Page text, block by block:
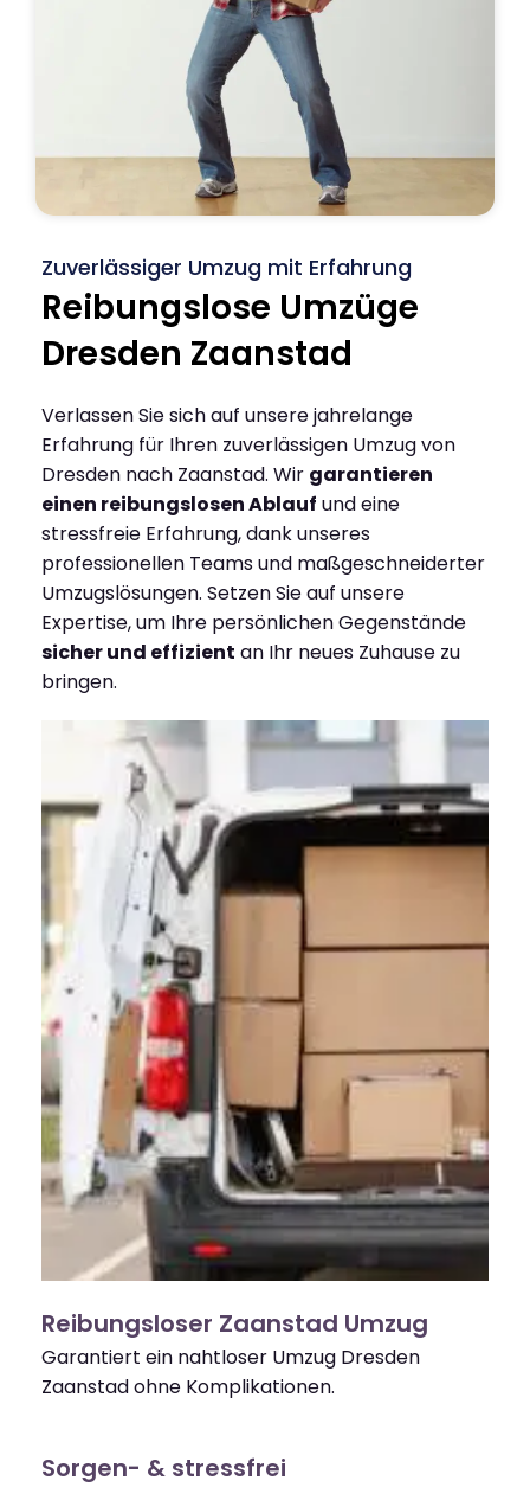
Zuverlässiger Umzug mit Erfahrung
Reibungslose Umzüge
Dresden Zaanstad
Verlassen Sie sich auf unsere jahrelange
Erfahrung für Ihren zuverlässigen Umzug von
Dresden nach Zaanstad. Wir garantieren
einen reibungslosen Ablauf und eine
stressfreie Erfahrung, dank unseres
professionellen Teams und maßgeschneiderter
Umzugslösungen. Setzen Sie auf unsere
Expertise, um Ihre persönlichen Gegenstände
sicher und effizient an Ihr neues Zuhause zu
bringen.
Reibungsloser Zaanstad Umzug
Garantiert ein nahtloser Umzug Dresden
Zaanstad ohne Komplikationen.
Sorgen- & stressfrei